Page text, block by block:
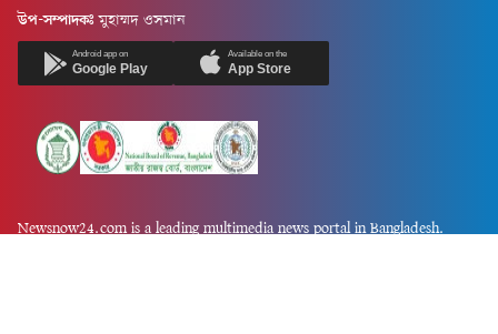
উপ-সম্পাদকঃ মুহাম্মদ ওসমান
Android app on
Google Play
Available on the
App Store
Newsnow24.com is a leading multimedia news portal in Bangladesh.